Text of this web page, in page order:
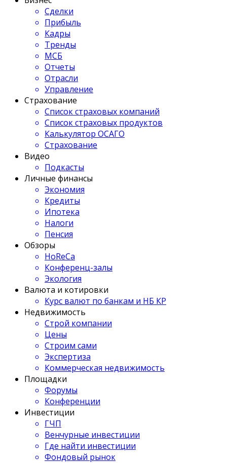
Сделки
Прибыль
Кадры
Тренды
МСБ
Отчеты
Отрасли
Управление
Страхование
Список страховых компаний
Список страховых продуктов
Калькулятор ОСАГО
Страхование
Видео
Подкасты
Личные финансы
Экономия
Кредиты
Ипотека
Налоги
Пенсия
Обзоры
HoReCa
Конференц-залы
Экология
Валюта и котировки
Курс валют по банкам и НБ КР
Недвижимость
Строй компании
Цены
Строим сами
Экспертиза
Коммерческая недвижимость
Площадки
Форумы
Конференции
Инвестиции
ГЧП
Венчурные инвестиции
Где найти инвестиции
Фондовый рынок